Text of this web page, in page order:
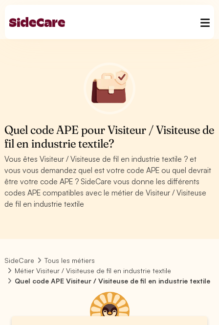
Quel code APE pour Visiteur / Visiteuse de
fil en industrie textile?
Vous êtes Visiteur / Visiteuse de fil en industrie textile ? et
vous vous demandez quel est votre code APE ou quel devrait
être votre code APE ? SideCare vous donne les différents
codes APE compatibles avec le métier de Visiteur / Visiteuse
de fil en industrie textile
SideCare
Tous les métiers
Métier Visiteur / Visiteuse de fil en industrie textile
Quel code APE Visiteur / Visiteuse de fil en industrie textile